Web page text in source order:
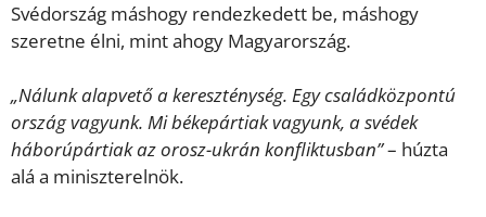
Svédország máshogy rendezkedett be, máshogy
szeretne élni, mint ahogy Magyarország.
„Nálunk alapvető a kereszténység. Egy családközpontú
ország vagyunk. Mi békepártiak vagyunk, a svédek
háborúpártiak az orosz-ukrán konfliktusban”– húzta
alá a miniszterelnök.